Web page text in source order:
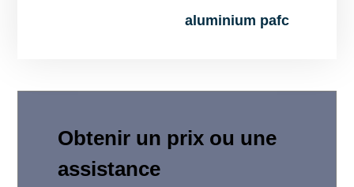
aluminium pafc
Obtenir un prix ou une
assistance